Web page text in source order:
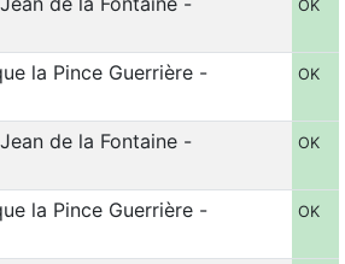
OK
la Pince Guerrière -
OK
de la Fontaine -
OK
la Pince Guerrière -
OK